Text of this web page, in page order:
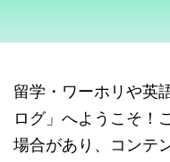
留学・ワーホリや英
ログ」へようこそ！
場合があり、コンテ